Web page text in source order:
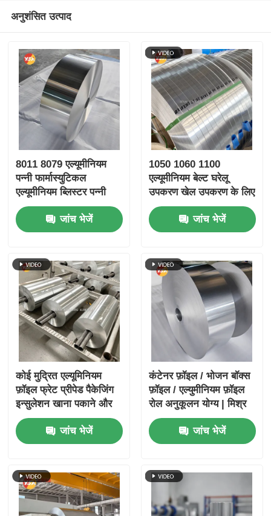
अनुशंसित उत्पाद
8011 8079 एल्यूमीनियम
पन्नी फार्मास्युटिकल
एल्यूमीनियम ब्लिस्टर पन्नी
उच्च डायन आसान छील बाल
प्रतिरोधी एम्बोस्ड सिल्वर
गोल्ड पन्नी वायुरोधी संरक्षण
पन्नी
जांच भेजें
1050 1060 1100
एल्यूमीनियम बेल्ट घरेलू
उपकरण खेल उपकरण के लिए
जांच भेजें
कोई मुद्रित एल्यूमिनियम
फ़ॉइल फ्रेट प्रीपेड पैकेजिंग
इन्सुलेशन खाना पकाने और
औद्योगिक अनुप्रयोगों के लिए
उपयुक्त है जो बेहतर बाधा
सुनिश्चित करता है
जांच भेजें
कंटेनर फ़ॉइल / भोजन बॉक्स
फ़ॉइल / एल्युमीनियम फ़ॉइल
रोल अनुकूलन योग्य | मिश्र
धातु 3003 एवं 8011 | खाद्य
पैकेजिंग फ़ॉइल | नमी
प्रतिरोधी और गर्मी प्रतिरोधी
जांच भेजें